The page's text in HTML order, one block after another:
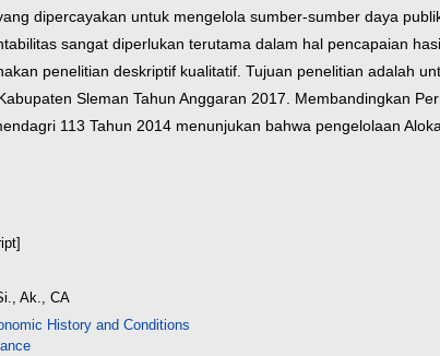
dipercayakan untuk mengelola sumber-sumber daya
sangat diperlukan terutama dalam hal pencapaian
penelitian deskriptif kualitatif. Tujuan penelitian adalah
Sleman Tahun Anggaran 2017. Membandingkan
113 Tahun 2014 menunjukan bahwa pengelolaan
Ak., CA
History and Conditions